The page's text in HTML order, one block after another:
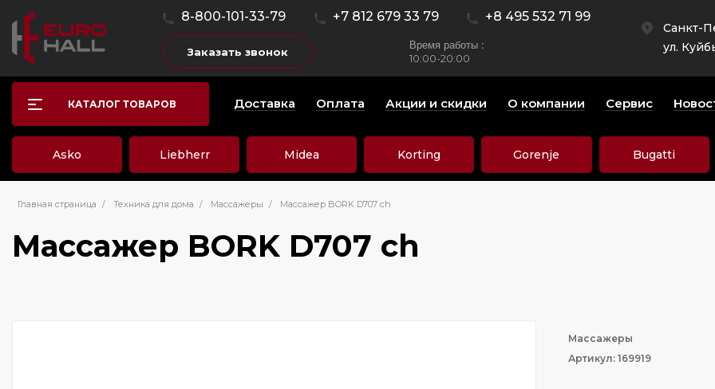
8-800-101-33-79 +7 812 679 33 79 +8 495 532 71 99
Заказать звонок Время работы :
10:00-20:00
Санкт-
ул.
КАТАЛОГ ТОВАРОВ Доставка Оплата Акции и скидки О компании Сервис
Asko Liebherr Midea Korting Gorenje Bugatti
Главная страница / Техника для дома / Массажеры / Массажер BORK D707 ch
Массажер BORK D707 ch
Массажеры
Артикул: 169919